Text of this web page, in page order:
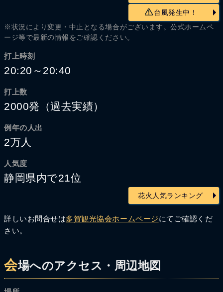
台風発生中！
※状況により変更・中止となる場合がございます。公式ホームペ
ージ等で最新の情報をご確認ください。
打上時刻
20:20～20:40
打上数
2000発（過去実績）
例年の人出
2万人
人気度
静岡県内で21位
花火人気ランキング
詳しいお問合せは多賀観光協会ホームページにてご確認くだ
さい。
会場へのアクセス・周辺地図